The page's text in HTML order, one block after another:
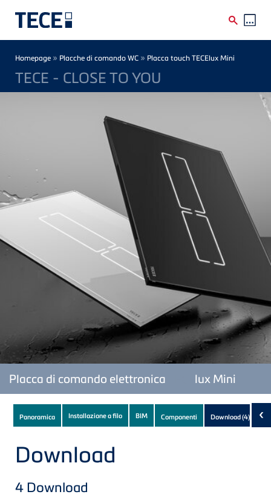
Breadcrumb
Homepage » Placche di comando WC » Placca touch TECElux Mini
TECE - CLOSE TO YOU
Placca di comando elettronica lux Mini
Subnavigation
of
current
Product
Panoramica Installazione a filo BIM Componenti Download(4) ‹
Download
4 Download